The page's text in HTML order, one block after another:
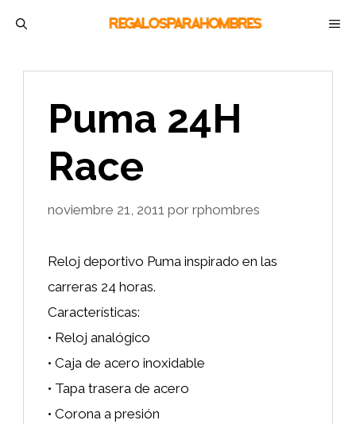
Puma 24H
Race
noviembre 21, 2011 por rphombres
Reloj deportivo Puma inspirado en las
carreras 24 horas.
Características:
• Reloj analógico
• Caja de acero inoxidable
• Tapa trasera de acero
• Corona a presión